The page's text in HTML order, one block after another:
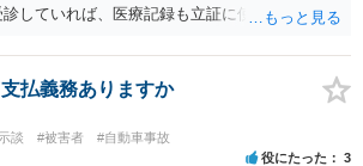
していれば、医療記録も立証に使えるかと思
払義務ありますか
談 #被害者 #自動車事故
役にたった 3